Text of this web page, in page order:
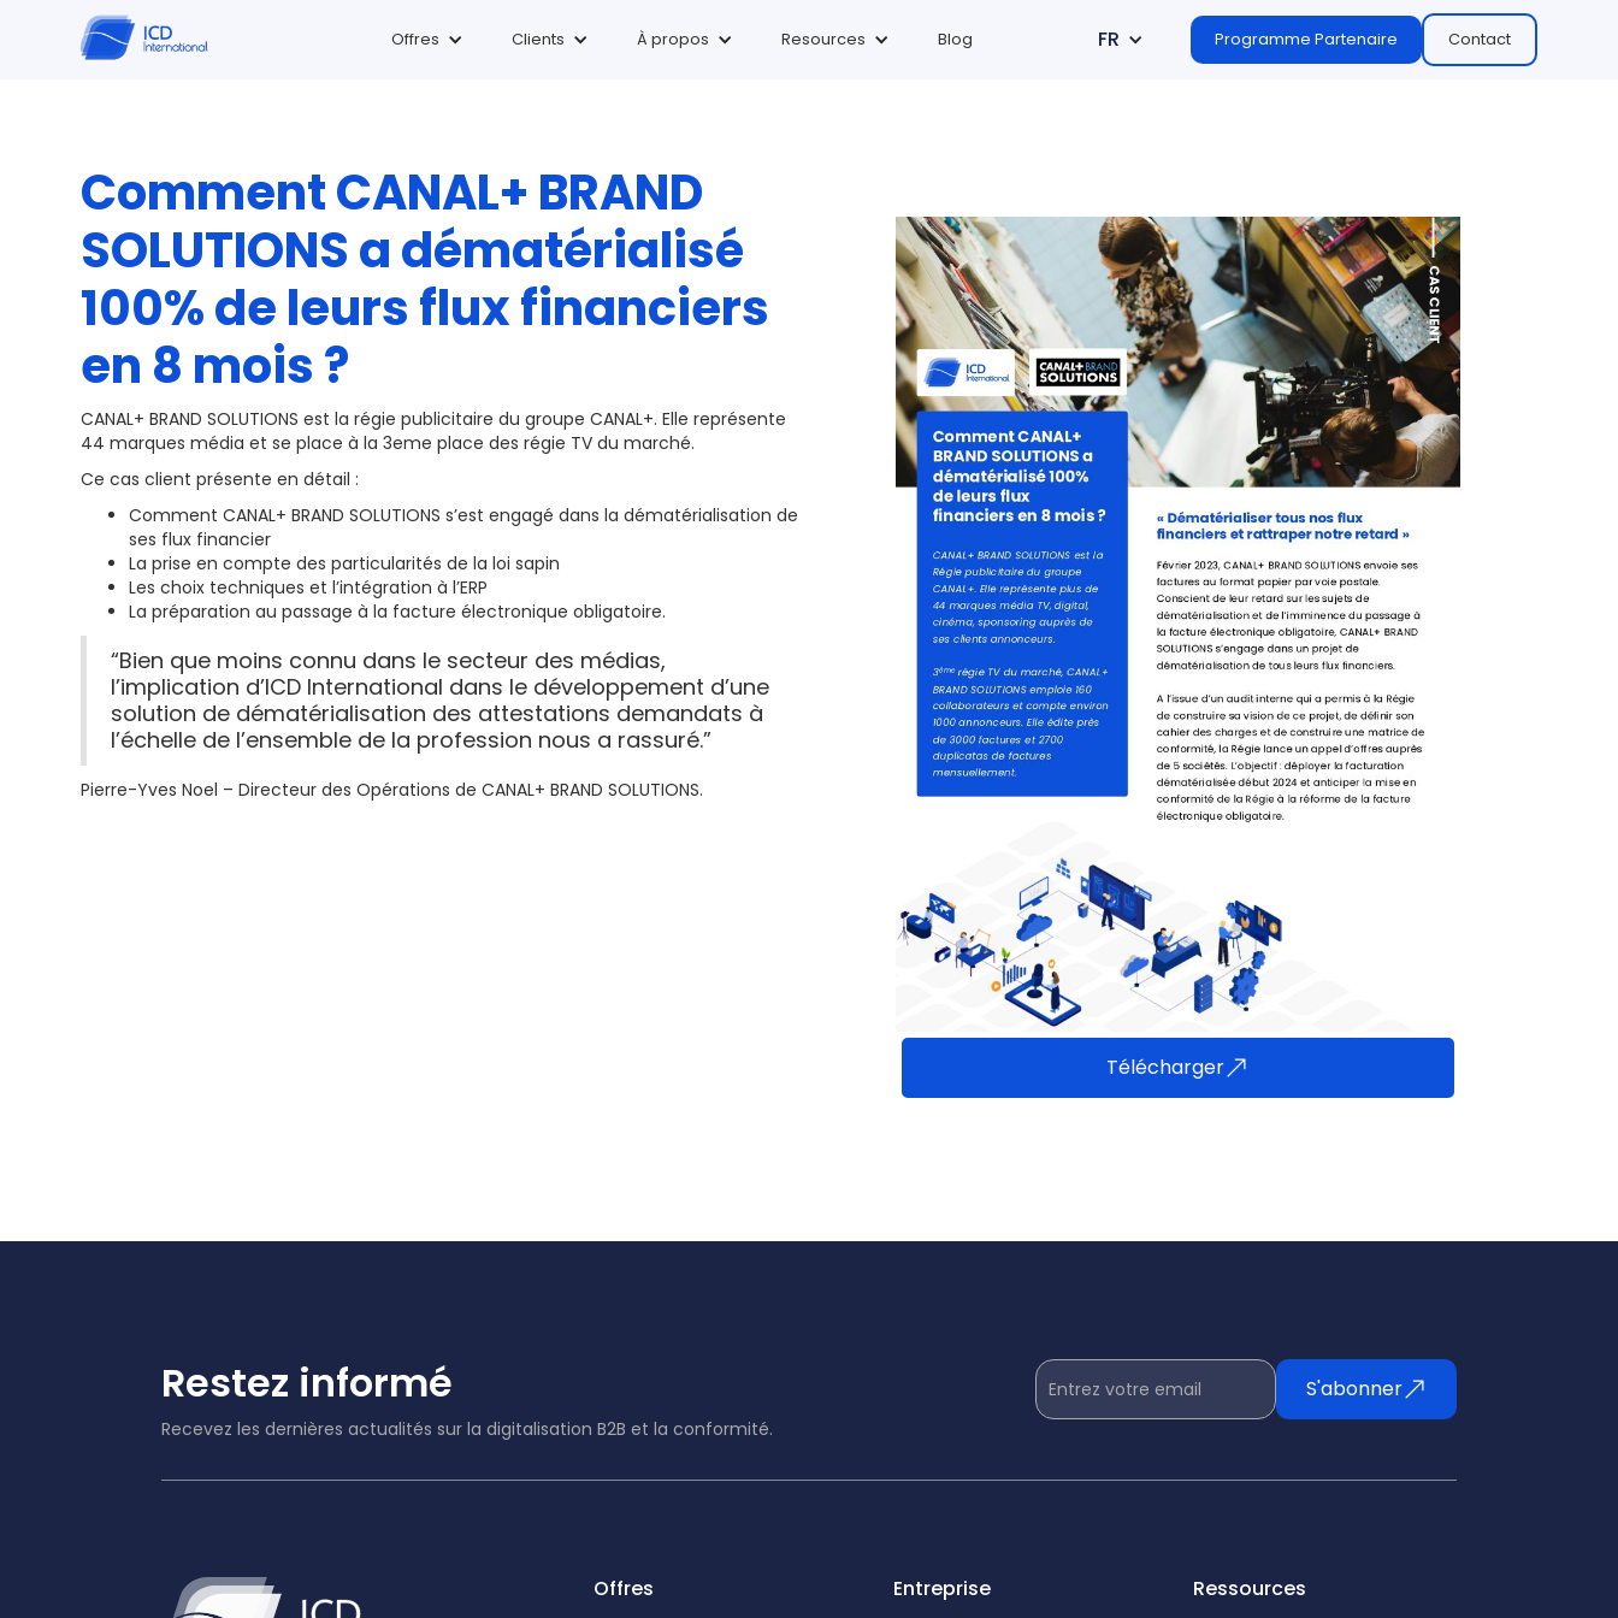
Offres Clients À propos Resources Blog FR Programme Partenaire Contact
Comment CANAL+ BRAND
SOLUTIONS a dématérialisé
100% de leurs flux financiers
en 8 mois ?
CANAL+ BRAND SOLUTIONS est la régie publicitaire du groupe CANAL+. Elle représente
44 marques média et se place à la 3eme place des régie TV du marché.
Ce cas client présente en détail :
Comment CANAL+ BRAND SOLUTIONS s’est engagé dans la dématérialisation de
ses flux financier
La prise en compte des particularités de la loi sapin
Les choix techniques et l’intégration à l’ERP
La préparation au passage à la facture électronique obligatoire.
“Bien que moins connu dans le secteur des médias,
l’implication d’ICD International dans le développement d’une
solution de dématérialisation des attestations demandats à
l’échelle de l’ensemble de la profession nous a rassuré.”
Pierre-Yves Noel – Directeur des Opérations de CANAL+ BRAND SOLUTIONS.
Télécharger
Restez informé
Recevez les dernières actualités sur la digitalisation B2B et la conformité.
Entrez votre email S'abonner
Offres Entreprise Ressources